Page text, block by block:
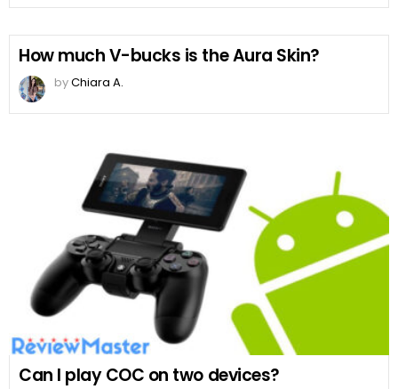
How much V-bucks is the Aura Skin?
byChiara A.
Can I play COC on two devices?